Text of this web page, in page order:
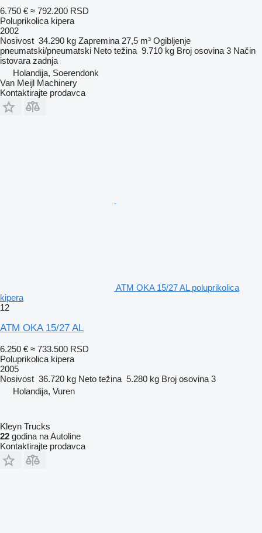
6.750 € ≈ 792.200 RSD
Poluprikolica kipera
2002
Nosivost 34.290 kg Zapremina 27,5 m³ Ogibljenje
pneumatski/pneumatski Neto težina 9.710 kg Broj osovina 3 Način
istovara zadnja
Holandija, Soerendonk
Van Meijl Machinery
Kontaktirajte prodavca
ATM OKA 15/27 AL poluprikolica
kipera
12
ATM OKA 15/27 AL
6.250 € ≈ 733.500 RSD
Poluprikolica kipera
2005
Nosivost 36.720 kg Neto težina 5.280 kg Broj osovina 3
Holandija, Vuren
Kleyn Trucks
22 godina na Autoline
Kontaktirajte prodavca